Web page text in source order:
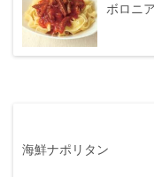
ボロニ
海鮮ナポリタン